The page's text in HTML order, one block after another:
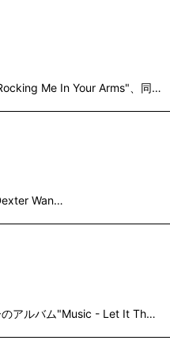
Me In Your Arms"、同…
Wan…
のアルバム"Music - Let It Th…